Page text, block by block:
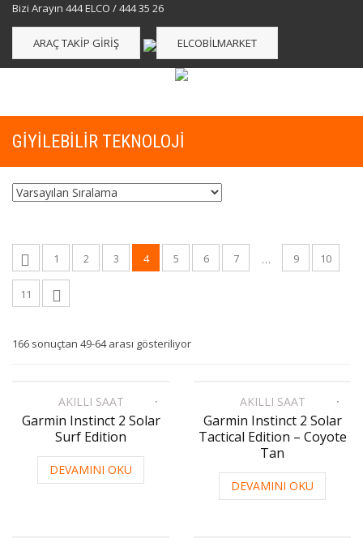
Bizi Arayın 444 ELCO / 444 35 26
ARAÇ TAKIP GIRIŞ ELCOBILMARKET
GİYİLEBİLİR TEKNOLOJİ
1 2 3 4 5 6 7 … 9 10
11
166 sonuçtan 49-64 arası gösteriliyor
AKILLI SAAT
Garmin Instinct 2 Solar
Surf Edition
DEVAMINI OKU
AKILLI SAAT
Garmin Instinct 2 Solar
Tactical Edition – Coyote
Tan
DEVAMINI OKU